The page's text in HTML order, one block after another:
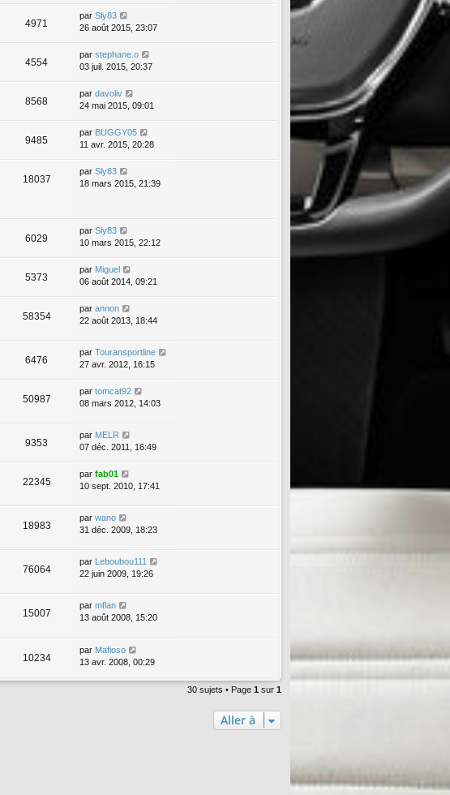
4971
par Sly83
26 août 2015, 23:07
4554
par stephane.o
03 juil. 2015, 20:37
8568
par davoliv
24 mai 2015, 09:01
9485
par BUGGY05
11 avr. 2015, 20:28
18037
par Sly83
18 mars 2015, 21:39
6029
par Sly83
10 mars 2015, 22:12
5373
par Miguel
06 août 2014, 09:21
58354
par annon
22 août 2013, 18:44
6476
par Touransportline
27 avr. 2012, 16:15
50987
par tomcat92
08 mars 2012, 14:03
9353
par MELR
07 déc. 2011, 16:49
22345
par fab01
10 sept. 2010, 17:41
18983
par wano
31 déc. 2009, 18:23
76064
par
Leboubou111
22 juin 2009, 19:26
15007
par mflan
13 août 2008, 15:20
10234
par Mafioso
13 avr. 2008, 00:29
30 sujets • Page 1 sur 1
Aller à